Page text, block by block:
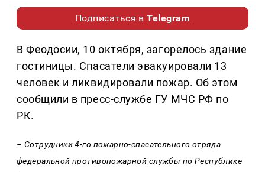
Подписаться вTelegram
В Феодосии, 10 октября, загорелось здание
гостиницы. Спасатели эвакуировали 13
человек и ликвидировали пожар. Об этом
сообщили в пресс-службе ГУ МЧС РФ по
РК.
– Сотрудники 4-го пожарно-спасательного отряда
федеральной противопожарной службы по Республике